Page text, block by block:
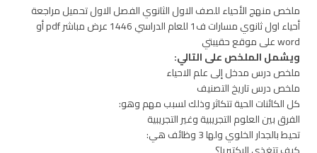
ملخص منهج الأحياء للصف الاول الثانوي الفصل الاول تحميل مراجعة
أحياء اول ثانوي مسارات ف1 للعام الدراسي 1446 عرض مباشر pdf أو
word على موقع حقيبتي
ويشمل الملخص على التالي:
ملخص درس مدخل إلى علم الاحياء
ملخص درس تاريخ التصنيف
كل الكائنات الحية تتكاثر وذلك لسبب مهم وهو:
الفرق بين العلوم التجريبية وغير التجريبية
تحيط بالجدار الخلوي ولها 3 وظائف هي: